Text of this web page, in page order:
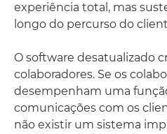
experiência total, mas
longo do percurso do
O software desatualizado
colaboradores. Se os
desempenham uma
comunicações com os
não existir um sistema